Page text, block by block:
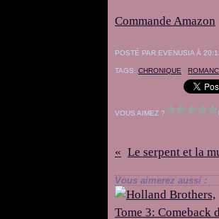
Commande Amazon
POSTÉ PAR EVENUSIA À
TAGS: CHRONIQUE
VOUS AIMEZ ?
Vous aimerez aussi :